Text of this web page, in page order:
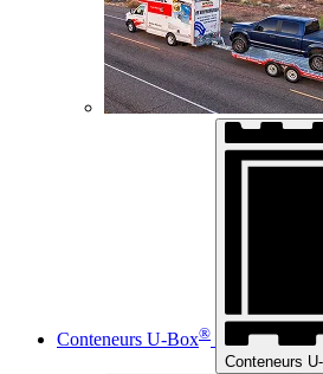
Conteneurs U-Box®
Conteneurs